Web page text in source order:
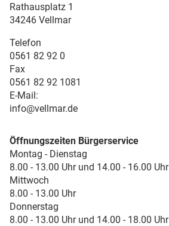
Rathausplatz 1
34246 Vellmar
Telefon
0561 82 92 0
Fax
0561 82 92 1081
E-Mail:
info@vellmar.de
Öffnungszeiten Bürgerservice
Montag - Dienstag
8.00 - 13.00 Uhr und 14.00 - 16.00 Uhr
Mittwoch
8.00 - 13.00 Uhr
Donnerstag
8.00 - 13.00 Uhr und 14.00 - 18.00 Uhr